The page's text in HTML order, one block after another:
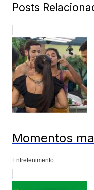
Posts
Momentos
Entretenimento